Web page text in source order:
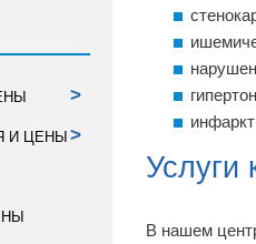
>
И ЦЕНЫ >
Услуги
В нашем